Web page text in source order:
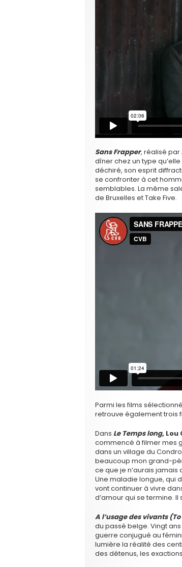
Sans Frapper, réalisé par
dîner chez un type
déchiré, son esprit
se confronter à cet
semblables. La même
de Bruxelles et Take Five.
Parmi les films
retrouve également trois
Dans Le Temps long, Lou
commencé à filmer mes
dans un village du
beaucoup mon grand-
ce que je n’aurais jamais
Une maladie longue, qui
vont continuer à vivre
d’amour qui se termine.
A l’usage des vivants
du passé belge. Vingt
guerre conjugué au
lumière la réalité des
des détenus, les